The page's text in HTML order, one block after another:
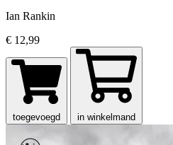
Ian Rankin
€ 12,99
toegevoegd in winkelmand